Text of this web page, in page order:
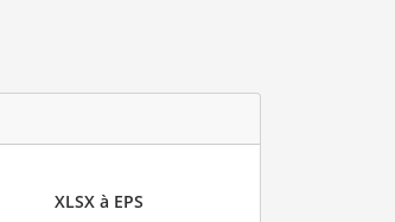
XLSX à EPS